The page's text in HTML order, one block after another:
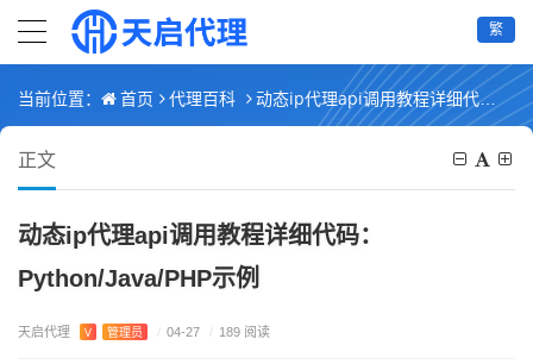
繁
当前位置： 首页 代理百科 动态ip代理api调用教程详细代码：Python/Java/PHP示例
正文
动态ip代理api调用教程详细代码：
Python/Java/PHP示例
天启代理 V 管理员 / 04-27 / 189 阅读